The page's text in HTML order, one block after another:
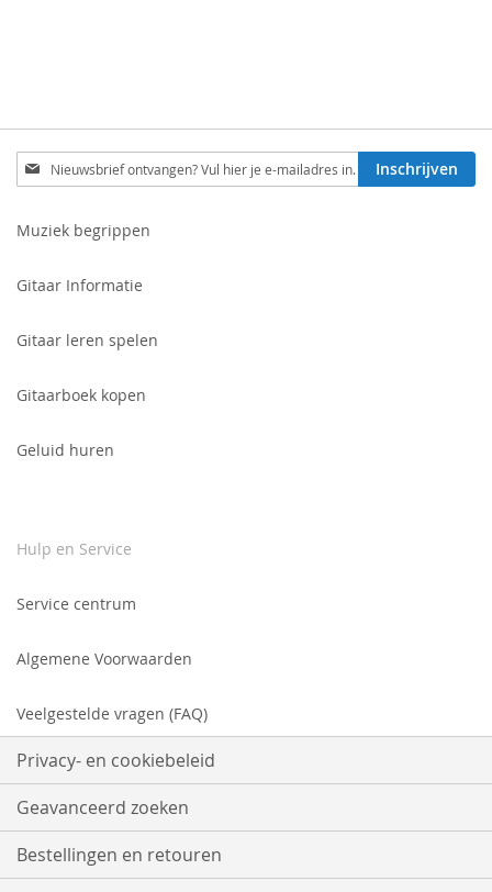
Schrijf
je
voor
Inschrijven
Muziek begrippen
Gitaar Informatie
Gitaar leren spelen
Gitaarboek kopen
Geluid huren
Hulp en Service
Service centrum
Algemene Voorwaarden
Veelgestelde vragen (FAQ)
Privacy- en cookiebeleid
Geavanceerd zoeken
Bestellingen en retouren